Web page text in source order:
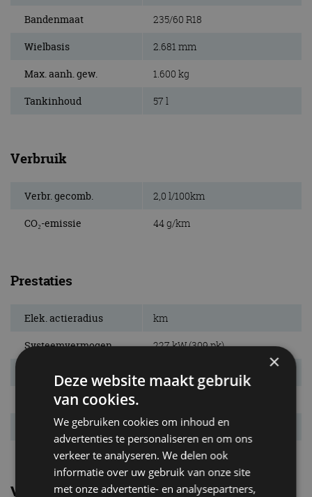
Bandenmaat 235/60 R18
Wielbasis 2.681 mm
Max. aanh. gew. 1.600 kg
Tankinhoud 57 l
Verbruik
Verbr. gecomb. 2,0 l/100km
CO₂-emissie 44 g/km
Prestaties
Elek. actieradius km
Systeemvermogen 227 kW (309 pk)
Systeemkoppel 540 Nm
Acc. 0-100 km/u
Topsnelheid 216 km/u
Vergelijkbare uitvoeringen
×
Deze website maakt gebruik
van cookies.
We gebruiken cookies om inhoud en
advertenties te personaliseren en om ons
verkeer te analyseren. We delen ook
informatie over uw gebruik van onze site
met onze advertentie- en analysepartners,